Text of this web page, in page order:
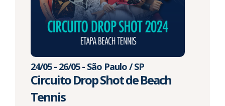
24/05 - 26/05 - São Paulo / SP
Circuito Drop Shot de Beach
Tennis